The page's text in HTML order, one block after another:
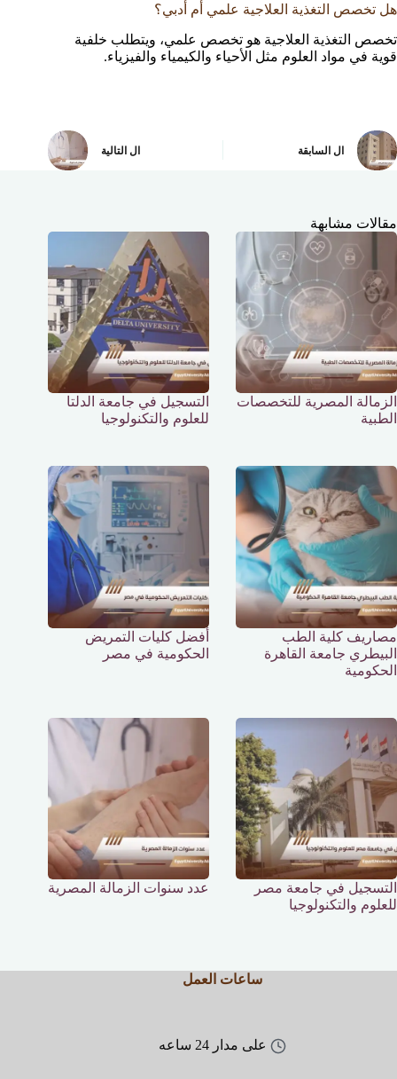
هل تخصص التغذية العلاجية علمي أم أدبي؟
تخصص التغذية العلاجية هو تخصص علمي، ويتطلب خلفية
قوية في مواد العلوم مثل الأحياء والكيمياء والفيزياء.
ال السابقة ال التالية
مقالات مشابهة
الزمالة المصرية للتخصصات
الطبية
التسجيل في جامعة الدلتا
للعلوم والتكنولوجيا
مصاريف كلية الطب
البيطري جامعة القاهرة
الحكومية
أفضل كليات التمريض
الحكومية في مصر
التسجيل في جامعة مصر
للعلوم والتكنولوجيا
عدد سنوات الزمالة المصرية
ساعات العمل
على مدار 24 ساعه